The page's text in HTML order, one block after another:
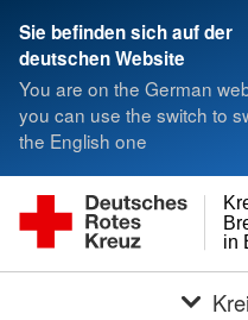
Sie befinden sich auf der
deutschen Website
You are on the German
you can use the switch to
the English one
in